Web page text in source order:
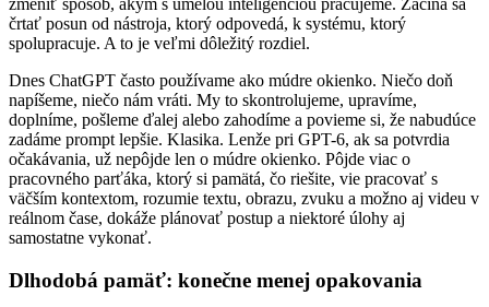
zmeniť spôsob, akým s umelou inteligenciou pracujeme. Začína sa
črtať posun od nástroja, ktorý odpovedá, k systému, ktorý
spolupracuje. A to je veľmi dôležitý rozdiel.
Dnes ChatGPT často používame ako múdre okienko. Niečo doň
napíšeme, niečo nám vráti. My to skontrolujeme, upravíme,
doplníme, pošleme ďalej alebo zahodíme a povieme si, že nabudúce
zadáme prompt lepšie. Klasika. Lenže pri GPT-6, ak sa potvrdia
očakávania, už nepôjde len o múdre okienko. Pôjde viac o
pracovného parťáka, ktorý si pamätá, čo riešite, vie pracovať s
väčším kontextom, rozumie textu, obrazu, zvuku a možno aj videu v
reálnom čase, dokáže plánovať postup a niektoré úlohy aj
samostatne vykonať.
Dlhodobá pamäť: konečne menej opakovania